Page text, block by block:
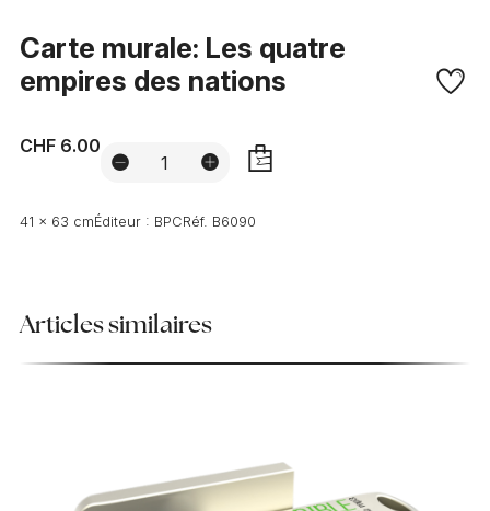
Carte murale: Les quatre
empires des nations
CHF 6.00
41 x 63 cmÉditeur : BPCRéf. B6090
Articles similaires